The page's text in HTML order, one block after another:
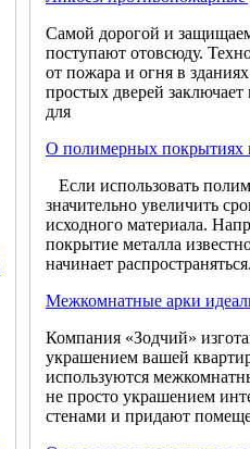
Самой дорогой и
поступают отовсюду.
от пожара и огня в
простых дверей
для
О полимерных покрытиях
Если использовать
значительно увеличить
исходного материала.
покрытие металла
начинает
Межкомнатные арки
Компания «Зодчий»
украшением вашей
используются
не просто украшением
стенами и придают